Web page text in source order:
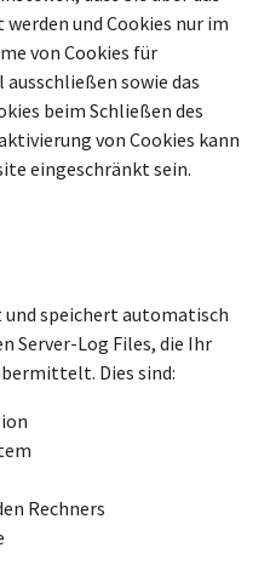
und Cookies nur im
von Cookies für
sowie das
beim Schließen des
von Cookies kann
eingeschränkt sein.
und speichert automatisch
Server-Log Files, die Ihr
Dies sind:
Rechners